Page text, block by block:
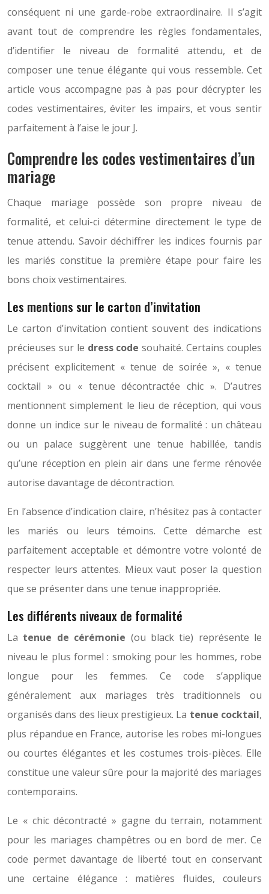
conséquent ni une garde-robe extraordinaire. Il s’agit
avant tout de comprendre les règles fondamentales,
d’identifier le niveau de formalité attendu, et de
composer une tenue élégante qui vous ressemble. Cet
article vous accompagne pas à pas pour décrypter les
codes vestimentaires, éviter les impairs, et vous sentir
parfaitement à l’aise le jour J.
Comprendre les codes vestimentaires d’un
mariage
Chaque mariage possède son propre niveau de
formalité, et celui-ci détermine directement le type de
tenue attendu. Savoir déchiffrer les indices fournis par
les mariés constitue la première étape pour faire les
bons choix vestimentaires.
Les mentions sur le carton d’invitation
Le carton d’invitation contient souvent des indications
précieuses sur le dress code souhaité. Certains couples
précisent explicitement « tenue de soirée », « tenue
cocktail » ou « tenue décontractée chic ». D’autres
mentionnent simplement le lieu de réception, qui vous
donne un indice sur le niveau de formalité : un château
ou un palace suggèrent une tenue habillée, tandis
qu’une réception en plein air dans une ferme rénovée
autorise davantage de décontraction.
En l’absence d’indication claire, n’hésitez pas à contacter
les mariés ou leurs témoins. Cette démarche est
parfaitement acceptable et démontre votre volonté de
respecter leurs attentes. Mieux vaut poser la question
que se présenter dans une tenue inappropriée.
Les différents niveaux de formalité
La tenue de cérémonie (ou black tie) représente le
niveau le plus formel : smoking pour les hommes, robe
longue pour les femmes. Ce code s’applique
généralement aux mariages très traditionnels ou
organisés dans des lieux prestigieux. La tenue cocktail,
plus répandue en France, autorise les robes mi-longues
ou courtes élégantes et les costumes trois-pièces. Elle
constitue une valeur sûre pour la majorité des mariages
contemporains.
Le « chic décontracté » gagne du terrain, notamment
pour les mariages champêtres ou en bord de mer. Ce
code permet davantage de liberté tout en conservant
une certaine élégance : matières fluides, couleurs